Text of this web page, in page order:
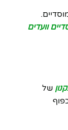
וועדים
של